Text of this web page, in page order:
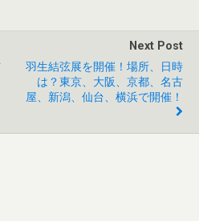
Next Post
羽生結弦展を開催！場所、日時
は？東京、大阪、京都、名古
屋、新潟、仙台、横浜で開催！